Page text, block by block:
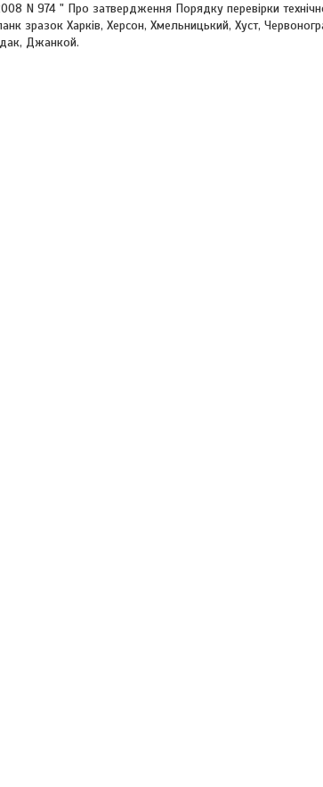
N 974 " Про затвердження Порядку перевірки
зразок Харків, Херсон, Хмельницький, Хуст,
Джанкой.